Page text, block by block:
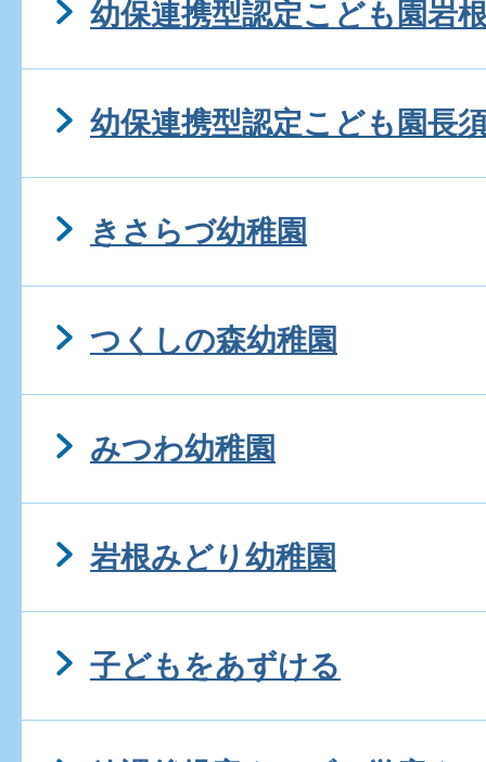
幼保連携型認定こども園岩
幼保連携型認定こども園長
きさらづ幼稚園
つくしの森幼稚園
みつわ幼稚園
岩根みどり幼稚園
子どもをあずける